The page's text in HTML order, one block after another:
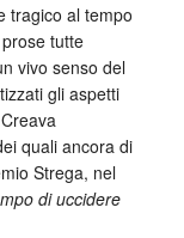
tragico al tempo
tutte
vivo senso del
gli aspetti
quali ancora di
Strega, nel
di uccidere